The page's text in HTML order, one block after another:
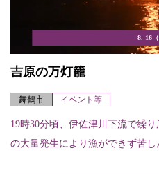
8. 16（
吉原の万灯籠
舞鶴市 イベント等
19時30分頃、伊佐津川下流で繰
の大量発生により漁ができず苦し